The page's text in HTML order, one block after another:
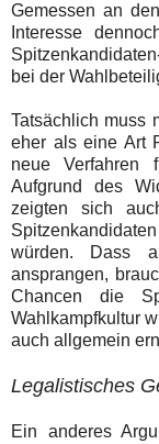
Gemessen an
Interesse
bei der
Tatsächlich muss
eher als eine Art
neue Verfahren
Aufgrund des
zeigten sich
würden. Dass
ansprangen,
Chancen die
Wahlkampfkultur
auch allgemein
Legalistisches
Ein anderes